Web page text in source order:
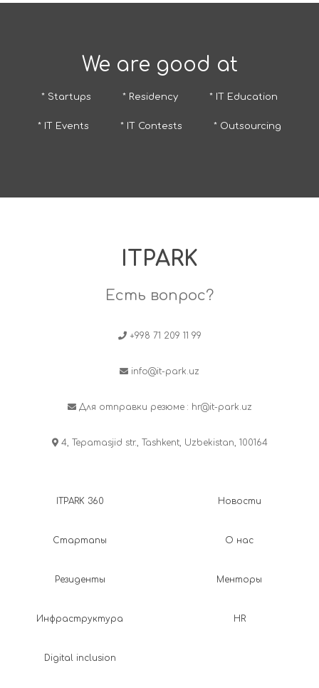
We are good at
* Startups * Residency * IT Education
* IT Events * IT Contests * Outsourcing
ITPARK
Есть вопрос?
+998 71 209 11 99
info@it-park.uz
Для отправки резюме : hr@it-park.uz
4, Tepamasjid str., Tashkent, Uzbekistan, 100164
ITPARK 360
Стартапы
Резиденты
Инфраструктура
Digital inclusion
Новости
О нас
Менторы
HR